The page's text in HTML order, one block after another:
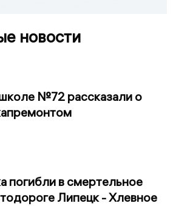
новости
№72 рассказали о
погибли в смертельное
Липецк - Хлевное